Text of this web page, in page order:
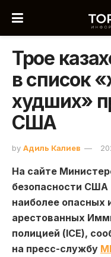
Трое
в список
худших»
США
by Адиль Калиев
На сайте
безопасности США
наиболее опасных
арестованных
полицией (ICE),
на пресс-службу